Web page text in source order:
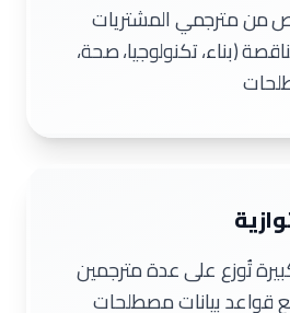
من مترجمي المشتريات
(بناء، تكنولوجيا، صحة،
تُوزع على عدة مترجمين
قواعد بيانات مصطلحات